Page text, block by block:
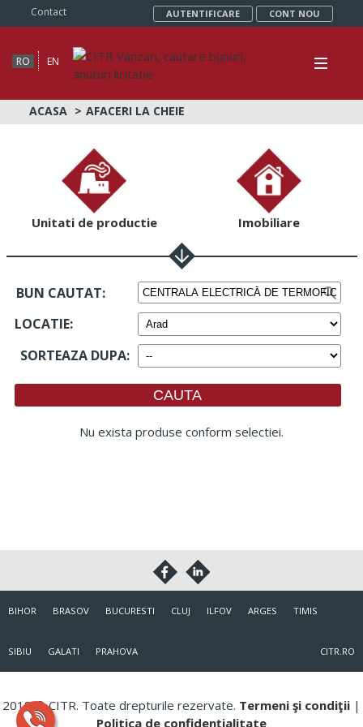
Contact AUTENTIFICARE CONT NOU
RO EN
ACASA AFACERI LA CHEIE
Unitati de productie Imobiliare
BUN CAUTAT:
LOCATIE:
SORTEAZA DUPA:
Nu exista produse conform selectiei.
BIHOR BRASOV BUCURESTI CLUJ ILFOV ARGES TIMIS
SIBIU GALATI PRAHOVA CITR.RO
2018 © CITR. Toate drepturile rezervate. Termeni şi condiţii |
Politica de confidenţialitate